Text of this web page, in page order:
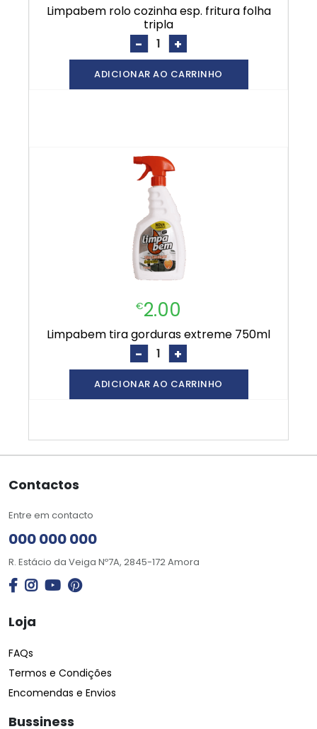
limpabem rolo cozinha esp. fritura folha
tripla
- +
ADICIONAR AO CARRINHO
€2.00
limpabem tira gorduras extreme 750ml
- +
ADICIONAR AO CARRINHO
Contactos
Entre em contacto
000 000 000
R. Estácio da Veiga Nº7A, 2845-172 Amora
Loja
FAQs
Termos e Condições
Encomendas e Envios
Bussiness